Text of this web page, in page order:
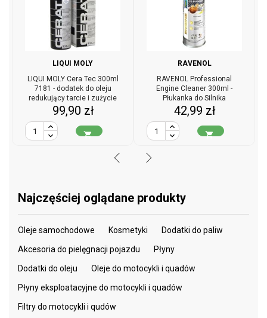
LIQUI MOLY
LIQUI MOLY Cera Tec 300ml
7181 - dodatek do oleju
redukujący tarcie i zużycie
Cena
99,90 zł

RAVENOL
RAVENOL Professional
Engine Cleaner 300ml -
Płukanka do Silnika
Cena
42,99 zł

Najczęściej oglądane produkty
Oleje samochodowe Kosmetyki
Dodatki do paliw
Akcesoria do pielęgnacji pojazdu
Płyny
Dodatki do oleju
Oleje do motocykli i quadów
Płyny eksploatacyjne do motocykli i quadów
Filtry do motocykli i qudów